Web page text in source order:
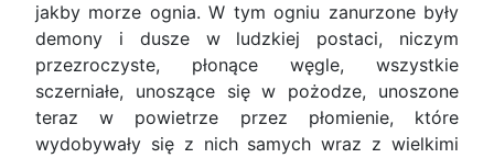
jakby morze ognia. W tym ogniu zanurzone były
demony i dusze w ludzkiej postaci, niczym
przezroczyste, płonące węgle, wszystkie
sczerniałe, unoszące się w pożodze, unoszone
teraz w powietrze przez płomienie, które
wydobywały się z nich samych wraz z wielkimi